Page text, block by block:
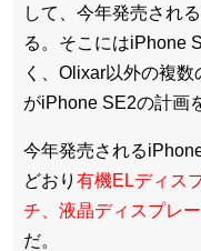
して、今年発売され
る。そこにはiPhone
く、Olixar以外の複
がiPhone SE2の計画
今年発売される
どおり 有機ELディス
チ、液晶ディスプレ
だ。